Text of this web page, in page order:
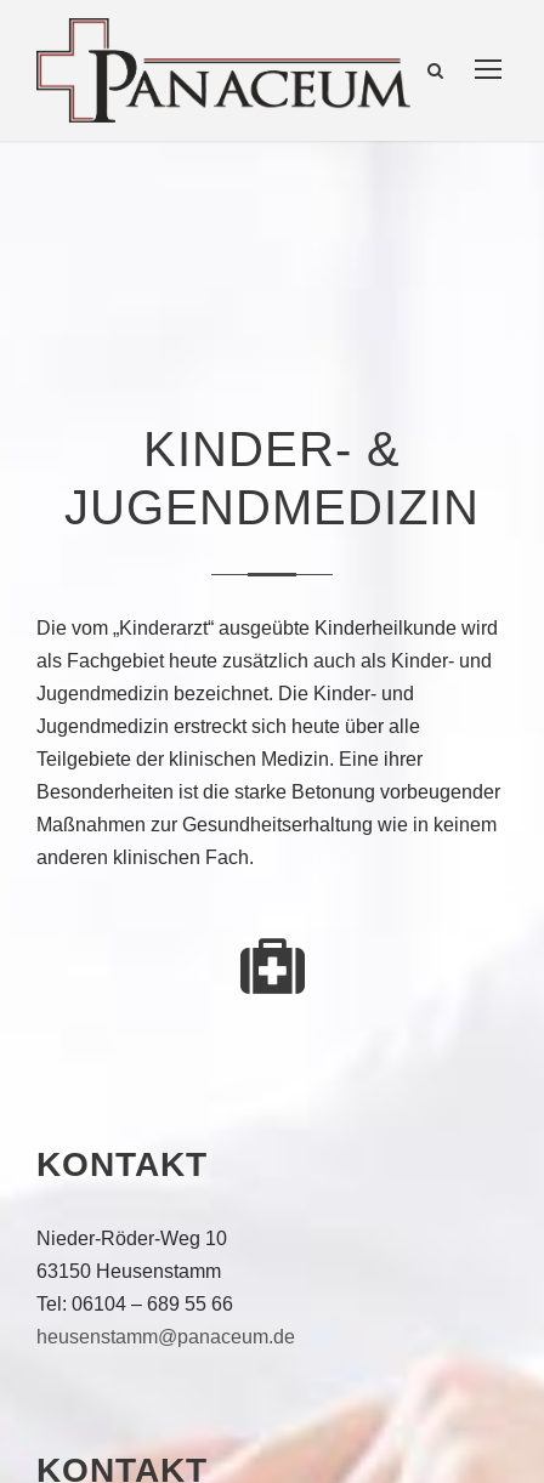
KINDER- &
JUGEND­MEDIZIN
Die vom „Kinderarzt“ ausgeübte Kinderheilkunde wird
als Fachgebiet heute zusätzlich auch als Kinder- und
Jugendmedizin bezeichnet. Die Kinder- und
Jugendmedizin erstreckt sich heute über alle
Teilgebiete der klinischen Medizin. Eine ihrer
Besonderheiten ist die starke Betonung vorbeugender
Maßnahmen zur Gesundheitserhaltung wie in keinem
anderen klinischen Fach.
KONTAKT
Nieder-Röder-Weg 10
63150 Heusenstamm
Tel: 06104 – 689 55 66
heusenstamm@panaceum.de
KONTAKT